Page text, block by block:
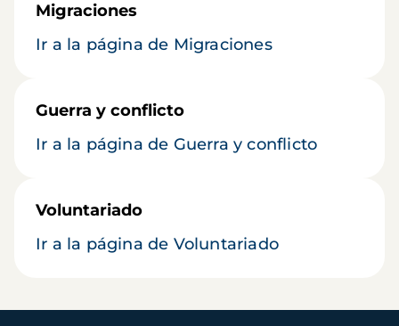
Migraciones
Ir a la página de Migraciones
Guerra y conflicto
Ir a la página de Guerra y conflicto
Voluntariado
Ir a la página de Voluntariado